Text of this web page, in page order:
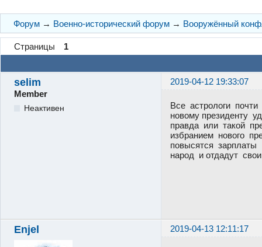
Форум → Военно-исторический форум → Вооружённый
Страницы 1
selim
2019-04-12 19:33:07
Member
Неактивен
Все астрологи
новому президенту
правда или такой
избранием нового
повысятся
народ и отдадут
Enjel 2019-04-13 12:11:17